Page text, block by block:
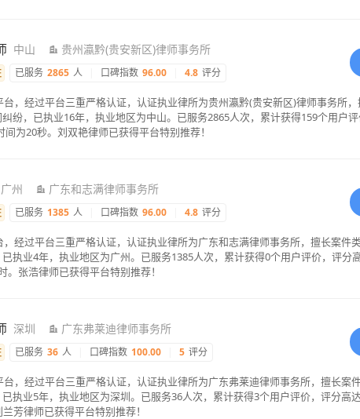
中山 贵州瀛黔(贵安新区)律师事务所
已服务 2865 人 口碑指数 96.00 4.8 评分
，经过平台三重严格认证，认证执业律所为贵州瀛黔(贵安新区)律师事务所
纷，已执业16年，执业地区为中山。已服务2865人次，累计获得159个用户
为20秒。刘双艳律师已获得平台特别推荐！
广州 广东和志满律师事务所
已服务 1385 人 口碑指数 96.00 4.8 评分
经过平台三重严格认证，认证执业律所为广东和志满律师事务所，擅长案件
执业4年，执业地区为广州。已服务1385人次，累计获得0个用户评价，评分
张浩律师已获得平台特别推荐！
深圳 广东弗莱迪律师事务所
已服务 36 人 口碑指数 100.00 5 评分
，经过平台三重严格认证，认证执业律所为广东弗莱迪律师事务所，擅长案
执业5年，执业地区为深圳。已服务36人次，累计获得3个用户评价，评分高
芳律师已获得平台特别推荐！